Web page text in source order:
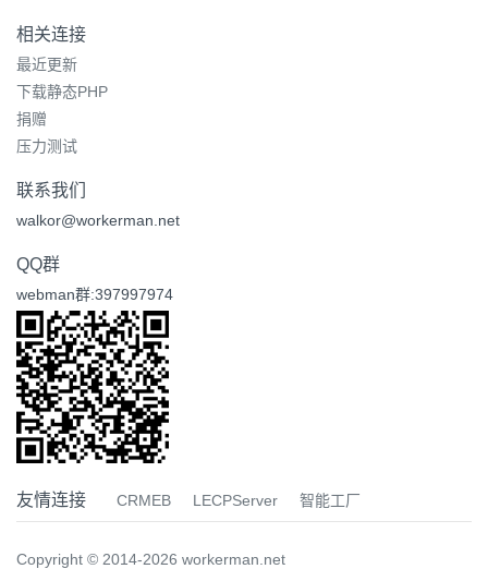
相关连接
最近更新
下载静态PHP
捐赠
压力测试
联系我们
walkor@workerman.net
QQ群
webman群:397997974
友情连接 CRMEB LECPServer 智能工厂
Copyright © 2014-2026 workerman.net